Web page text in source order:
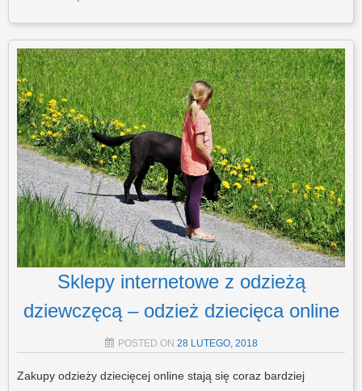
Sklepy internetowe z odzieżą
dziewczęcą – odzież dziecięca online
POSTED ON 28 LUTEGO, 2018
Zakupy odzieży dziecięcej online stają się coraz bardziej